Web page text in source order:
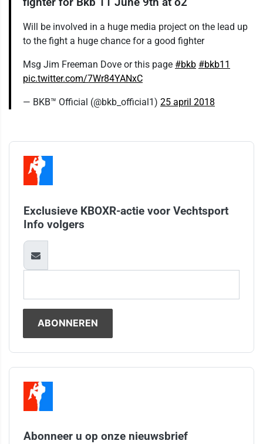
Will be involved in a huge media project on the lead up
to the fight a huge chance for a good fighter
Msg Jim Freeman Dove or this page #bkb #bkb11
pic.twitter.com/7Wr84YANxC
— BKB™ Official (@bkb_official1) 25 april 2018
Exclusieve KBOXR-actie voor Vechtsport
Info volgers
Abonneer u op onze nieuwsbrief